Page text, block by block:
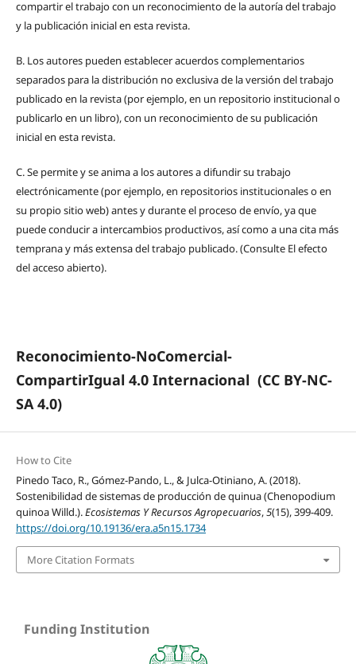
compartir el trabajo con un reconocimiento de la autoría del trabajo
y la publicación inicial en esta revista.
B. Los autores pueden establecer acuerdos complementarios
separados para la distribución no exclusiva de la versión del trabajo
publicado en la revista (por ejemplo, en un repositorio institucional o
publicarlo en un libro), con un reconocimiento de su publicación
inicial en esta revista.
C.Se permite y se anima a los autores a difundir su trabajo
electrónicamente (por ejemplo, en repositorios institucionales o en
su propio sitio web) antes y durante el proceso de envío, ya que
puede conducir a intercambios productivos, así como a una cita más
temprana y más extensa del trabajo publicado. (Consulte El efecto
del acceso abierto).
Reconocimiento-NoComercial-
CompartirIgual 4.0 Internacional (CC BY-NC-
SA 4.0)
How to Cite
Pinedo Taco, R., Gómez-Pando, L., & Julca-Otiniano, A. (2018).
Sostenibilidad de sistemas de producción de quinua (Chenopodium
quinoa Willd.).Ecosistemas Y Recursos Agropecuarios,5(15), 399-409.
https://doi.org/10.19136/era.a5n15.1734
More Citation Formats
Funding Institution